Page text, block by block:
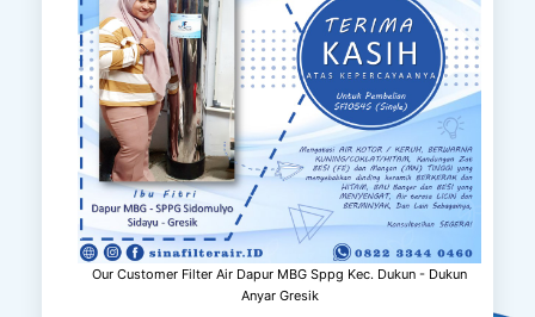
Our Customer Filter Air Dapur MBG Sppg Kec. Dukun - Dukun
Anyar Gresik